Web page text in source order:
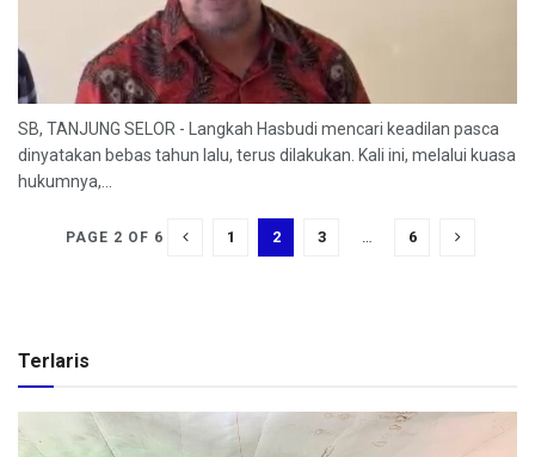
SB, TANJUNG SELOR - Langkah Hasbudi mencari keadilan pasca
dinyatakan bebas tahun lalu, terus dilakukan. Kali ini, melalui kuasa
hukumnya,...
PAGE 2 OF 6 1 2 3 … 6
Terlaris